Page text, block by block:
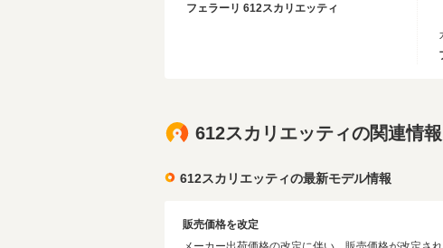
フェラーリ 612スカリエッティ
612スカリエッティの関連情報
612スカリエッティの最新モデル情報
販売価格を改定